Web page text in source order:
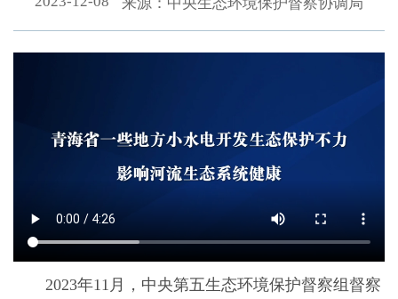
来源：中央生态环境保护督察协调局
2023年11月，中央第五生态环境保护督察组督察